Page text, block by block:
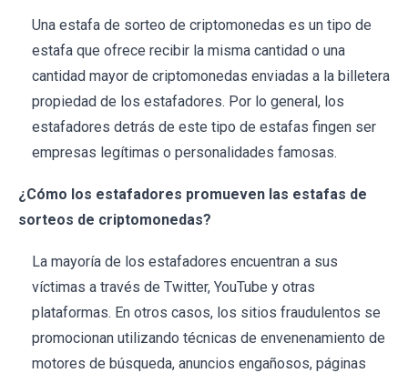
Una estafa de sorteo de criptomonedas es un tipo de
estafa que ofrece recibir la misma cantidad o una
cantidad mayor de criptomonedas enviadas a la billetera
propiedad de los estafadores. Por lo general, los
estafadores detrás de este tipo de estafas fingen ser
empresas legítimas o personalidades famosas.
¿Cómo los estafadores promueven las estafas de
sorteos de criptomonedas?
La mayoría de los estafadores encuentran a sus
víctimas a través de Twitter, YouTube y otras
plataformas. En otros casos, los sitios fraudulentos se
promocionan utilizando técnicas de envenenamiento de
motores de búsqueda, anuncios engañosos, páginas